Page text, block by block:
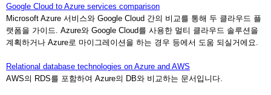
Google Cloud to Azure services comparison
Microsoft Azure 서비스와 Google Cloud 간의 비교를 통해 두 클라우드 플
랫폼을 가이드. Azure와 Google Cloud를 사용한 멀티 클라우드 솔루션을
계획하거나 Azure로 마이그레이션을 하는 경우 등에서 도움 되실거에요.
Relational database technologies on Azure and AWS
AWS의 RDS를 포함하여 Azure의 DB와 비교하는 문서입니다.